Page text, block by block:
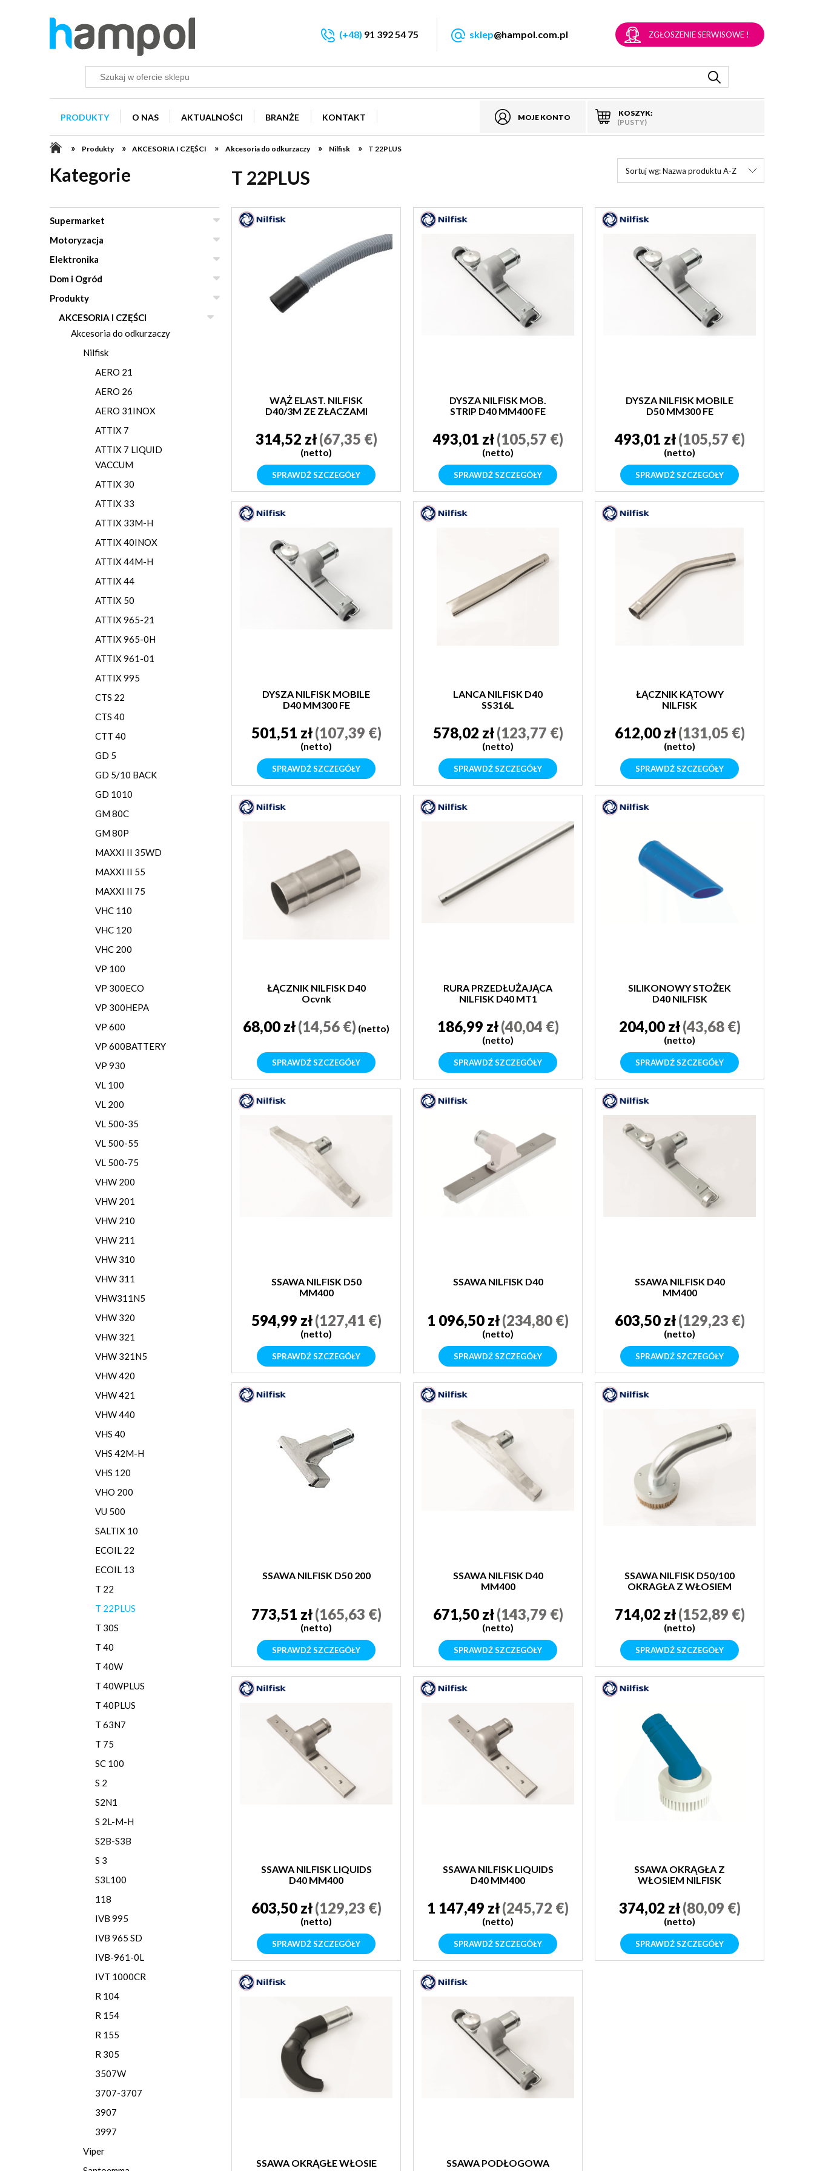
MOJE KONTO
KOSZYK:
(PUSTY)
(+48) 91 392 54 75 sklep@hampol.com.pl ZGŁOSZENIE SERWISOWE !
PRODUKTY O NAS AKTUALNOŚCI BRANŻE KONTAKT
» Produkty » AKCESORIA I CZĘŚCI » Akcesoria do odkurzaczy » Nilfisk » T 22PLUS
Kategorie
Supermarket
Motoryzacja
Elektronika
Dom i Ogród
Produkty
AKCESORIA I CZĘŚCI
Akcesoria do odkurzaczy
Nilfisk
AERO 21
AERO 26
AERO 31INOX
ATTIX 7
ATTIX 7 LIQUID
VACCUM
ATTIX 30
ATTIX 33
ATTIX 33M-H
ATTIX 40INOX
ATTIX 44M-H
ATTIX 44
ATTIX 50
ATTIX 965-21
ATTIX 965-0H
ATTIX 961-01
ATTIX 995
CTS 22
CTS 40
CTT 40
GD 5
GD 5/10 BACK
GD 1010
GM 80C
GM 80P
MAXXI II 35WD
MAXXI II 55
MAXXI II 75
VHC 110
VHC 120
VHC 200
VP 100
VP 300ECO
VP 300HEPA
VP 600
VP 600BATTERY
VP 930
VL 100
VL 200
VL 500-35
VL 500-55
VL 500-75
VHW 200
VHW 201
VHW 210
VHW 211
VHW 310
VHW 311
VHW311N5
VHW 320
VHW 321
VHW 321N5
VHW 420
VHW 421
VHW 440
VHS 40
VHS 42M-H
VHS 120
VHO 200
VU 500
SALTIX 10
ECOIL 22
ECOIL 13
T 22
T 22PLUS
T 30S
T 40
T 40W
T 40WPLUS
T 40PLUS
T 63N7
T 75
SC 100
S 2
S2N1
S 2L-M-H
S2B-S3B
S 3
S3L100
118
IVB 995
IVB 965 SD
IVB-961-0L
IVT 1000CR
R 104
R 154
R 155
R 305
3507W
3707-3707
3907
3997
Viper
T 22PLUS Sortuj wg:Nazwa produktu A-Z
WĄŻ ELAST. NILFISK
D40/3M ZE ZŁĄCZAMI
314,52 zł(67,35 €)
(netto)
SPRAWDŹ SZCZEGÓŁY
DYSZA NILFISK MOB.
STRIP D40 MM400 FE
493,01 zł(105,57 €)
(netto)
SPRAWDŹ SZCZEGÓŁY
DYSZA NILFISK MOBILE
D50 MM300 FE
493,01 zł(105,57 €)
(netto)
SPRAWDŹ SZCZEGÓŁY
DYSZA NILFISK MOBILE
D40 MM300 FE
501,51 zł(107,39 €)
(netto)
SPRAWDŹ SZCZEGÓŁY
LANCA NILFISK D40
SS316L
578,02 zł(123,77 €)
(netto)
SPRAWDŹ SZCZEGÓŁY
ŁĄCZNIK KĄTOWY
NILFISK
612,00 zł(131,05 €)
(netto)
SPRAWDŹ SZCZEGÓŁY
ŁĄCZNIK NILFISK D40
Ocynk
68,00 zł(14,56 €) (netto)
SPRAWDŹ SZCZEGÓŁY
RURA PRZEDŁUŻAJĄCA
NILFISK D40 MT1
186,99 zł(40,04 €)
(netto)
SPRAWDŹ SZCZEGÓŁY
SILIKONOWY STOŻEK
D40 NILFISK
204,00 zł(43,68 €)
(netto)
SPRAWDŹ SZCZEGÓŁY
SSAWA NILFISK D50
MM400
594,99 zł(127,41 €)
(netto)
SPRAWDŹ SZCZEGÓŁY
SSAWA NILFISK D40
1 096,50 zł(234,80 €)
(netto)
SPRAWDŹ SZCZEGÓŁY
SSAWA NILFISK D40
MM400
603,50 zł(129,23 €)
(netto)
SPRAWDŹ SZCZEGÓŁY
SSAWA NILFISK D50 200
773,51 zł(165,63 €)
(netto)
SPRAWDŹ SZCZEGÓŁY
SSAWA NILFISK D40
MM400
671,50 zł(143,79 €)
(netto)
SPRAWDŹ SZCZEGÓŁY
SSAWA NILFISK D50/100
OKRĄGŁA Z WŁOSIEM
714,02 zł(152,89 €)
(netto)
SPRAWDŹ SZCZEGÓŁY
SSAWA NILFISK LIQUIDS
D40 MM400
603,50 zł(129,23 €)
(netto)
SPRAWDŹ SZCZEGÓŁY
SSAWA NILFISK LIQUIDS
D40 MM400
1 147,49 zł(245,72 €)
(netto)
SPRAWDŹ SZCZEGÓŁY
SSAWA OKRĄGŁA Z
WŁOSIEM NILFISK
374,02 zł(80,09 €)
(netto)
SPRAWDŹ SZCZEGÓŁY
SSAWA OKRĄGŁE WŁOSIE
SSAWA PODŁOGOWA